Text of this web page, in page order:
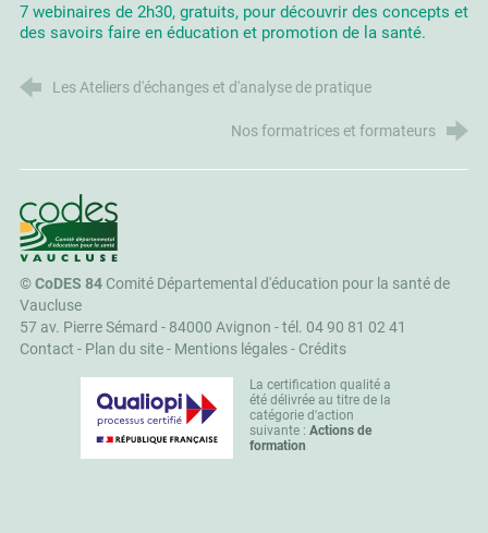
7 webinaires de 2h30, gratuits, pour découvrir des concepts et
des savoirs faire en éducation et promotion de la santé.
Les Ateliers d'échanges et d'analyse de pratique
Nos formatrices et formateurs
CoDES 84
©CoDES 84Comité Départemental d'éducation pour la santé de
Vaucluse
57 av. Pierre Sémard - 84000 Avignon -tél. 04 90 81 02 41
Contact - Plan du site- Mentions légales- Crédits
La certification qualité a
été délivrée au titre de la
catégorie d'action
suivante : Actions de
formation